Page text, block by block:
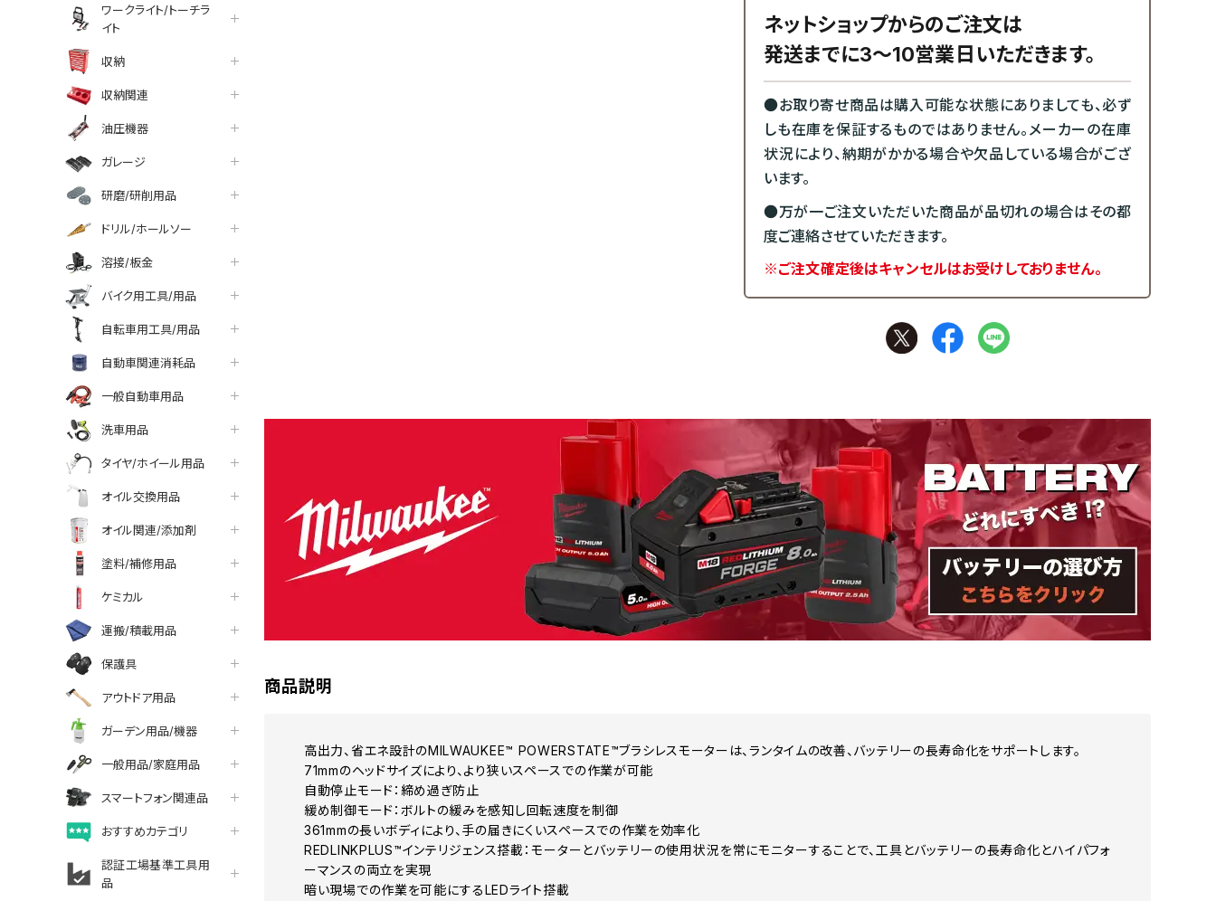
ワークライト/トーチラ
イト
収納
収納関連
油圧機器
ガレージ
研磨/研削用品
ドリル/ホールソー
溶接/板金
バイク用工具/用品
自転車用工具/用品
自動車関連消耗品
一般自動車用品
洗車用品
タイヤ/ホイール用品
オイル交換用品
オイル関連/添加剤
塗料/補修用品
ケミカル
運搬/積載用品
保護具
アウトドア用品
ガーデン用品/機器
一般用品/家庭用品
スマートフォン関連品
おすすめカテゴリ
認証工場基準工具用
品
ネットショップからのご注文は
発送までに3～10営業日いただきます。
●お取り寄せ商品は購入可能な状態にありましても、必ず
しも在庫を保証するものではありません。メーカーの在庫
状況により、納期がかかる場合や欠品している場合がござ
います。
●万が一ご注文いただいた商品が品切れの場合はその都
度ご連絡させていただきます。
※ご注文確定後はキャンセルはお受けしておりません。
facebook
line
商品説明
高出力、省エネ設計のMILWAUKEE™ POWERSTATE™ブラシレスモーターは、ランタイムの改善、バッテリーの長寿命化をサポートします。
71mmのヘッドサイズにより、より狭いスペースでの作業が可能
自動停止モード：締め過ぎ防止
緩め制御モード：ボルトの緩みを感知し回転速度を制御
361mmの長いボディにより、手の届きにくいスペースでの作業を効率化
REDLINKPLUS™インテリジェンス搭載：モーターとバッテリーの使用状況を常にモニターすることで、工具とバッテリーの長寿命化とハイパフォ
ーマンスの両立を実現
暗い現場での作業を可能にするLEDライト搭載